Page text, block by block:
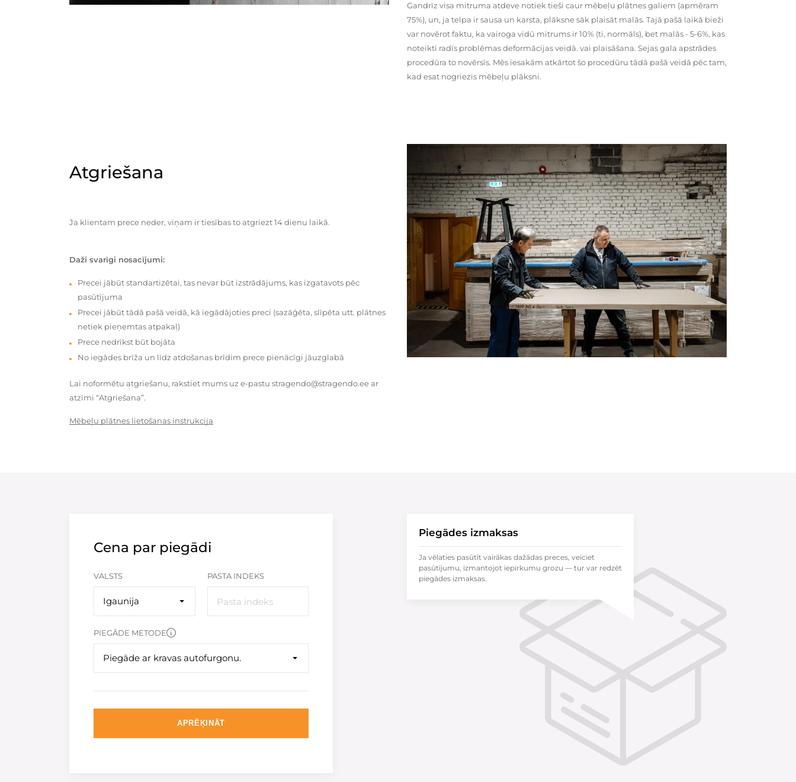
Gandrīz visa mitruma atdeve notiek tieši caur mēbeļu plātnes galiem (apmēram
75%), un, ja telpa ir sausa un karsta, plāksne sāk plaisāt malās. Tajā pašā laikā bieži
var novērot faktu, ka vairoga vidū mitrums ir 10% (ti, normāls), bet malās - 5-6%, kas
noteikti radīs problēmas deformācijas veidā. vai plaisāšana. Sejas gala apstrādes
procedūra to novērsīs. Mēs iesakām atkārtot šo procedūru tādā pašā veidā pēc tam,
kad esat nogriezis mēbeļu plāksni.
Atgriešana
Ja klientam prece neder, viņam ir tiesības to atgriezt 14 dienu laikā.
Daži svarīgi nosacījumi:
Precei jābūt standartizētai, tas nevar būt izstrādājums, kas izgatavots pēc
pasūtījuma
Precei jābūt tādā pašā veidā, kā iegādājoties preci (sazāģēta, slīpēta utt. plātnes
netiek pieņemtas atpakaļ)
Prece nedrīkst būt bojāta
No iegādes brīža un līdz atdošanas brīdim prece pienācīgi jāuzglabā
Lai noformētu atgriešanu, rakstiet mums uz e-pastu stragendo@stragendo.ee ar
atzīmi “Atgriešana”.
Mēbeļu plātnes lietošanas instrukcija
Cena par piegādi
VALSTS
Igaunija
PASTA INDEKS
PIEGĀDE METODE
Piegāde ar kravas autofurgonu.
APRĒĶINĀT
Piegādes izmaksas
Ja vēlaties pasūtīt vairākas dažādas preces, veiciet
pasūtījumu, izmantojot iepirkumu grozu — tur var redzēt
piegādes izmaksas.